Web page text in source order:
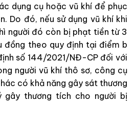
dụng cụ hoặc vũ khí để phục
Do đó, nếu sử dụng vũ khí khi
người đó còn bị phạt tiền từ 3
đồng theo quy định tại điểm b
số 144/2021/NĐ-CP đối với
người vũ khí thô sơ, công cụ
có khả năng gây sát thương
gây thương tích cho người bị